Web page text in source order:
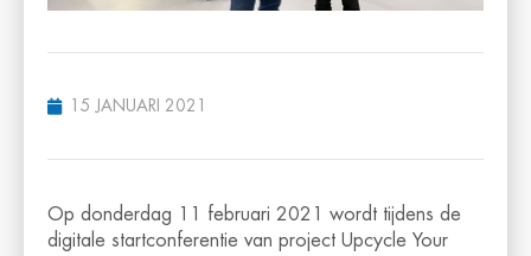
15 JANUARI 2021
Op donderdag 11 februari 2021 wordt tijdens de
digitale startconferentie van project Upcycle Your